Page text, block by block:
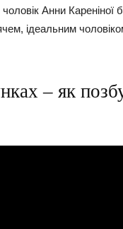
Анни
ідеальним
– як